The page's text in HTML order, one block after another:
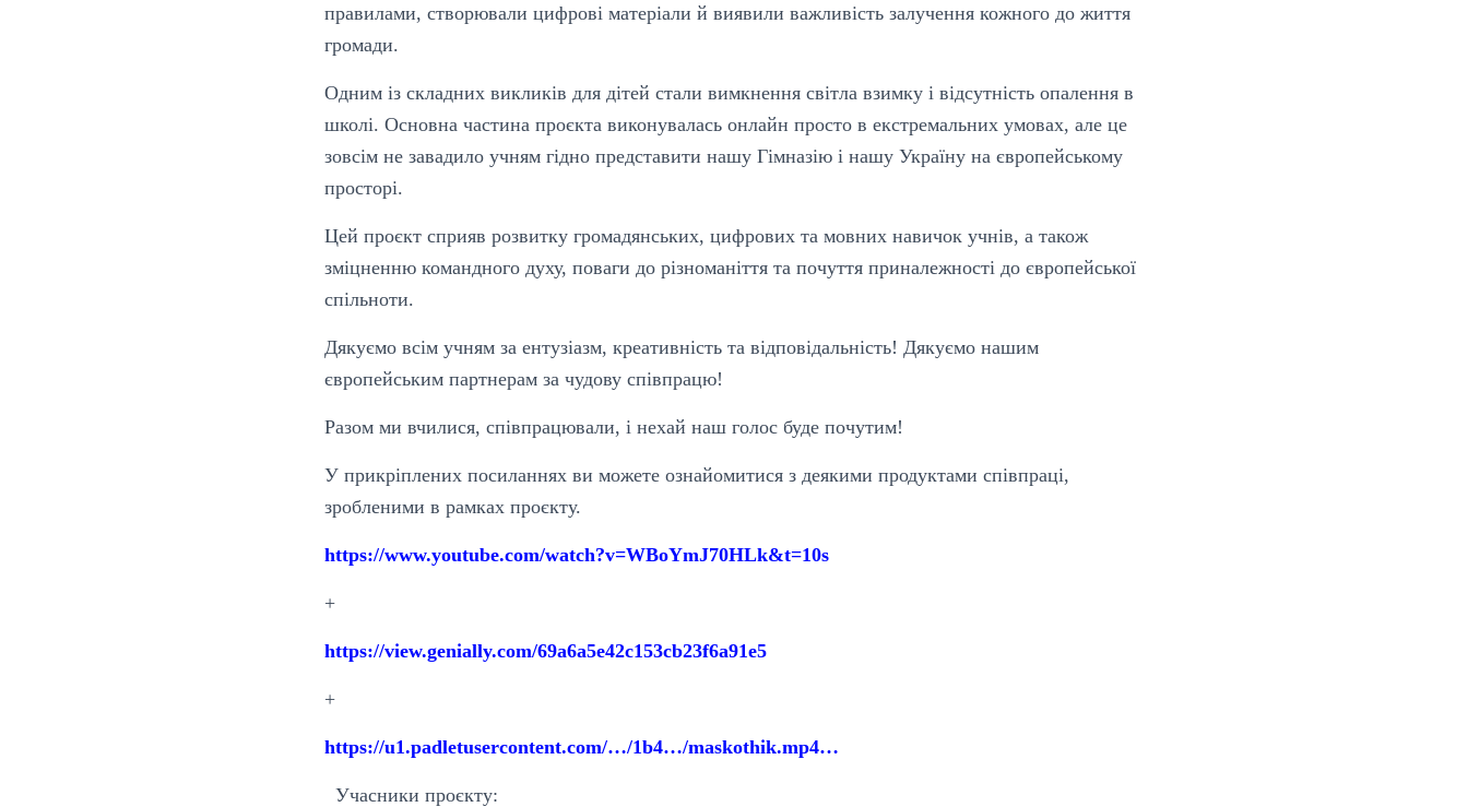
правилами, створювали цифрові матеріали й виявили важливість залучення кожного до життя
громади.
Одним із складних викликів для дітей стали вимкнення світла взимку і відсутність опалення в
школі. Основна частина проєкта виконувалась онлайн просто в екстремальних умовах, але це
зовсім не завадило учням гідно представити нашу Гімназію і нашу Україну на європейському
просторі.
Цей проєкт сприяв розвитку громадянських, цифрових та мовних навичок учнів, а також
зміцненню командного духу, поваги до різноманіття та почуття приналежності до європейської
спільноти.
Дякуємо всім учням за ентузіазм, креативність та відповідальність! Дякуємо нашим
європейським партнерам за чудову співпрацю!
Разом ми вчилися, співпрацювали, і нехай наш голос буде почутим!
У прикріплених посиланнях ви можете ознайомитися з деякими продуктами співпраці,
зробленими в рамках проєкту.
https://www.youtube.com/watch?v=WBoYmJ70HLk&t=10s
+
https://view.genially.com/69a6a5e42c153cb23f6a91e5
+
https://u1.padletusercontent.com/…/1b4…/maskothik.mp4…
Учасники проєкту: